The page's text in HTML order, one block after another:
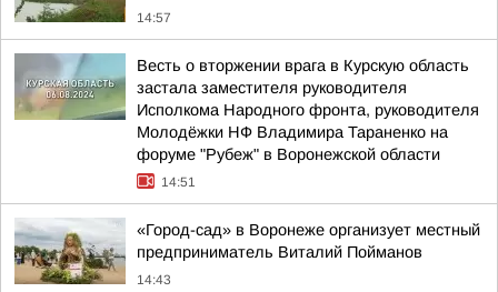
14:57
Весть о вторжении врага в Курскую область
застала заместителя руководителя
Исполкома Народного фронта, руководителя
Молодёжки НФ Владимира Тараненко на
форуме "Рубеж" в Воронежской области
14:51
«Город-сад» в Воронеже организует местный
предприниматель Виталий Пойманов
14:43